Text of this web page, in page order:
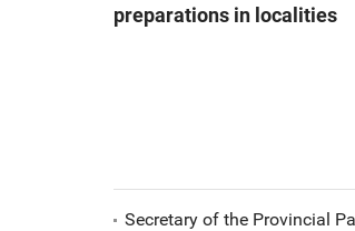
preparations in localities
Secretary of the Provincial